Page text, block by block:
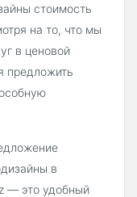
стоимость
на то, что мы
в ценовой
предложить
в
— это удобный